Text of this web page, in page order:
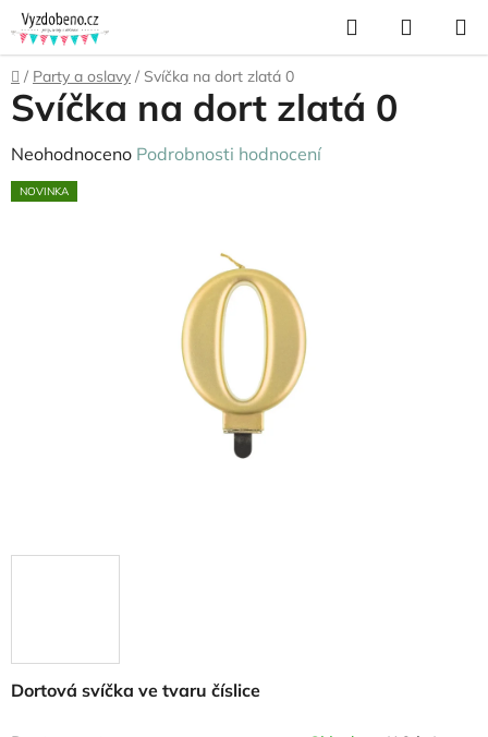
Přejít
na
obsah
Hledat
KOŠÍK
Domů
/ Party a oslavy / Svíčka na dort zlatá 0
Dortová svíčka ve tvaru číslice
Svíčka na dort zlatá 0
Průměrné
hodnocení
Neohodnoceno Podrobnosti hodnocení
NOVINKA